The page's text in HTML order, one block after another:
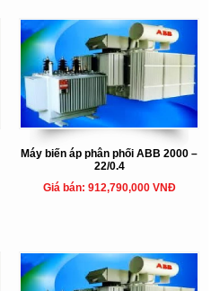
Máy biến áp phân phối ABB 2000 –
22/0.4
Giá bán: 912,790,000 VNĐ